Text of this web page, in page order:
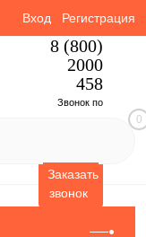
Вход Регистрация
8 (800)
2000
458
Звонок по
Заказать
звонок
0